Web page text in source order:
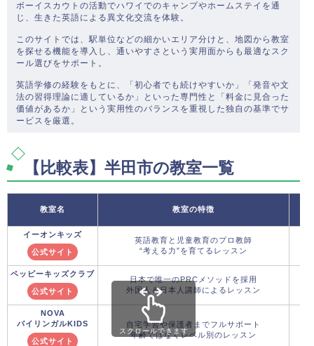
ボーイスカウトの活動でハワイでのキャンプやホームステイを通
じ、生きた英語による異文化交流を体験。
このサイトでは、駅単位などの細かいエリア分けと、地図から教室
を探せる機能を導入し、通いやすさという実用面からも最適なスク
ール選びをサポート。
英語学修の経験をもとに、「初心者でも続けやすいか」「発音や文
法の習得理論に適しているか」といった専門性と「料金に見合った
価値があるか」という実用性のバランスを重視した独自の基準でサ
ービスを厳選。
【比較表】半田市の教室一覧
教室名 教室の特徴
イーオンキッズ
公式サイト
英語教育と児童教育のプロ教師
“考える力”を育てるレッスン
ペッピーキッズクラブ
公式サイト
日本で唯一のPRCメソッドを採用
外国人＆日本人講師によるレッスン
NOVA
バイリンガルKIDS
公式サイト
自宅学習や保護者までフルサポート
年齢ではなくレベル別のレッスン
スクロールできます